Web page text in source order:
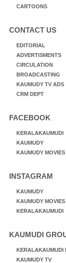
CARTOONS
CONTACT US
EDITORIAL
ADVERTISMENTS
CIRCULATION
BROADCASTING
KAUMUDY TV ADS
CRM DEPT
FACEBOOK
KERALAKAUMUDI
KAUMUDY
KAUMUDY MOVIES
INSTAGRAM
KAUMUDY
KAUMUDY MOVIES
KERALAKAUMUDI
KAUMUDI
KERALAKAUMUDI
KAUMUDY TV